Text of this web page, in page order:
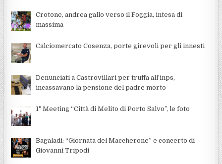
Crotone, andrea gallo verso il Foggia, intesa di
massima
Calciomercato Cosenza, porte girevoli per gli innesti
Denunciati a Castrovillari per truffa all’inps,
incassavano la pensione del padre morto
1° Meeting “Città di Melito di Porto Salvo”, le foto
Bagaladi: “Giornata del Maccherone” e concerto di
Giovanni Tripodi